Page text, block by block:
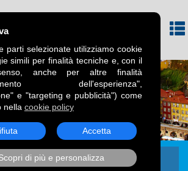
parti selezionate utilizziamo cookie
simili per finalità tecniche e, con il
anche per altre finalità
dell'esperienza",
e "targeting e pubblicità") come
nella cookie policy
Accetta
di più e personalizza